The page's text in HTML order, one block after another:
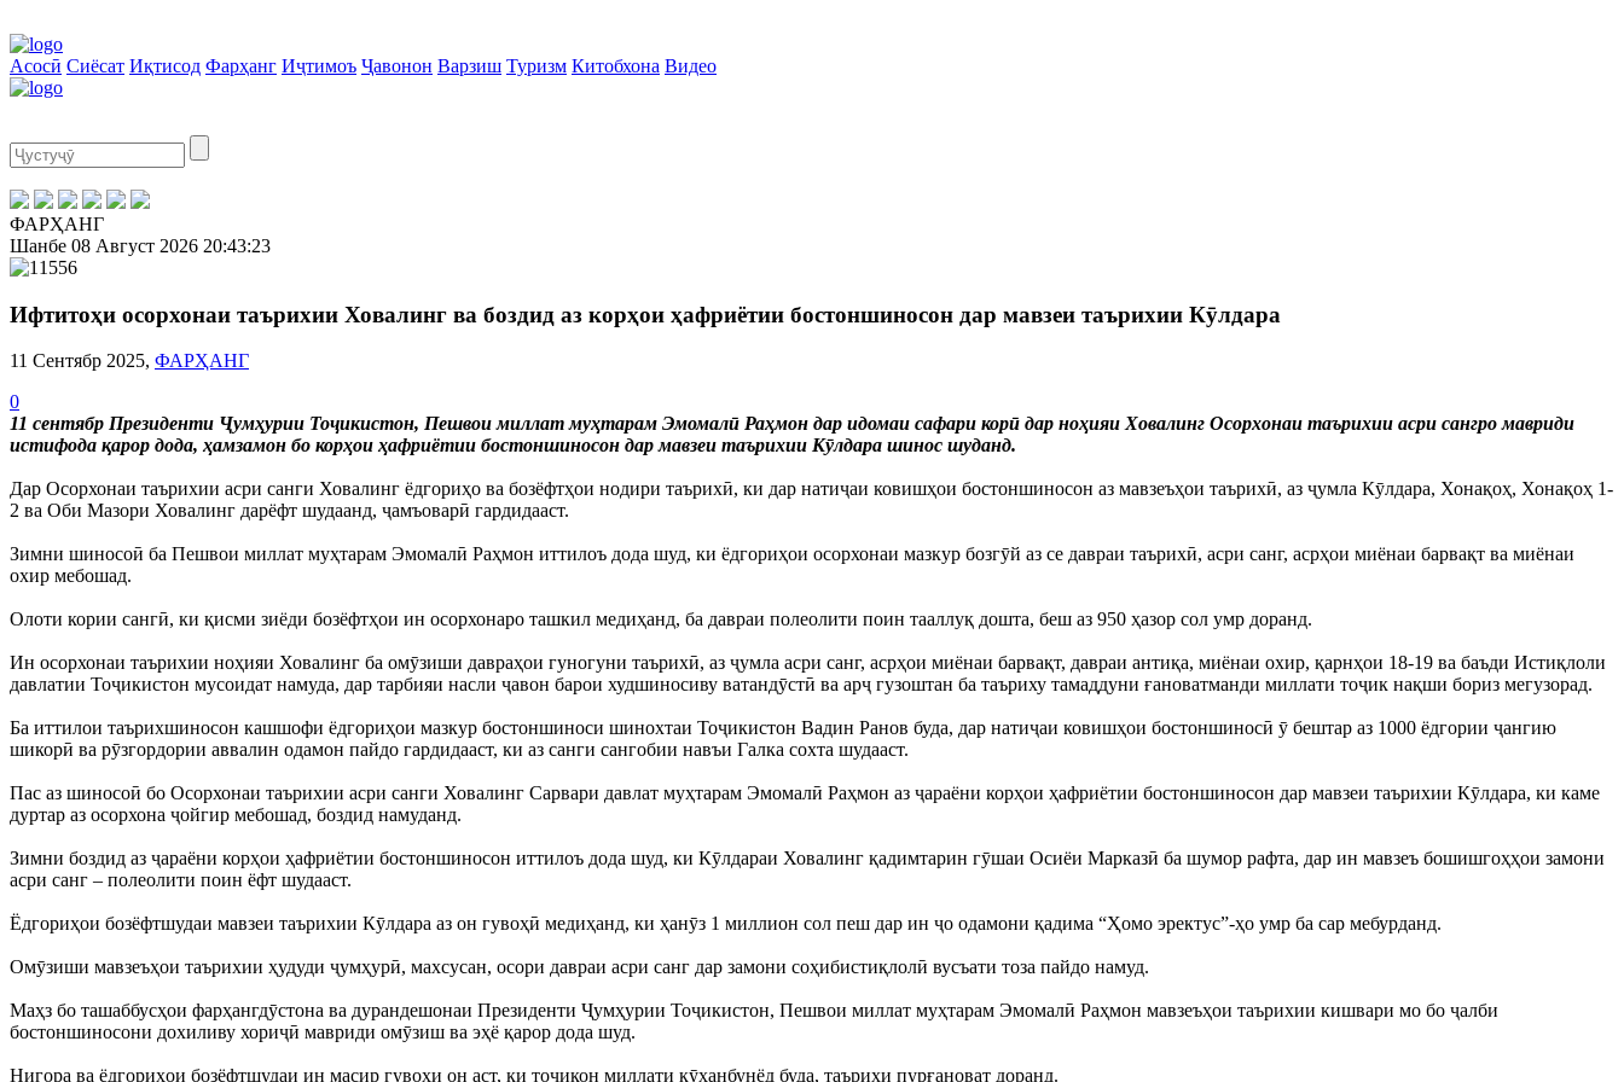
Асосӣ Сиёсат Иқтисод Фарҳанг Иҷтимоъ Ҷавонон Варзиш Туризм Китобхона Видео
ФАРҲАНГ
Шанбе 08 Август 2026 20:43:23
Ифтитоҳи осорхонаи таърихии Ховалинг ва боздид аз корҳои ҳафриётии бостоншиносон дар мавзеи таърихии Кӯлдара
11 Сентябр 2025, ФАРҲАНГ
0
11 сентябр Президенти Ҷумҳурии Тоҷикистон, Пешвои миллат муҳтарам Эмомалӣ Раҳмон дар идомаи сафари корӣ дар ноҳияи Ховалинг Осорхонаи таърихии асри сангро мавриди
истифода қарор дода, ҳамзамон бо корҳои ҳафриётии бостоншиносон дар мавзеи таърихии Кӯлдара шинос шуданд.
Дар Осорхонаи таърихии асри санги Ховалинг ёдгориҳо ва бозёфтҳои нодири таърихӣ, ки дар натиҷаи ковишҳои бостоншиносон аз мавзеъҳои таърихӣ, аз ҷумла Кӯлдара, Хонақоҳ, Хонақоҳ 1-
2 ва Оби Мазори Ховалинг дарёфт шудаанд, ҷамъоварӣ гардидааст.
Зимни шиносоӣ ба Пешвои миллат муҳтарам Эмомалӣ Раҳмон иттилоъ дода шуд, ки ёдгориҳои осорхонаи мазкур бозгӯй аз се давраи таърихӣ, асри санг, асрҳои миёнаи барвақт ва миёнаи
охир мебошад.
Олоти кории сангӣ, ки қисми зиёди бозёфтҳои ин осорхонаро ташкил медиҳанд, ба давраи полеолити поин тааллуқ дошта, беш аз 950 ҳазор сол умр доранд.
Ин осорхонаи таърихии ноҳияи Ховалинг ба омӯзиши давраҳои гуногуни таърихӣ, аз ҷумла асри санг, асрҳои миёнаи барвақт, давраи антиқа, миёнаи охир, қарнҳои 18-19 ва баъди Истиқлоли
давлатии Тоҷикистон мусоидат намуда, дар тарбияи насли ҷавон барои худшиносиву ватандӯстӣ ва арҷ гузоштан ба таъриху тамаддуни ғановатманди миллати тоҷик нақши бориз мегузорад.
Ба иттилои таърихшиносон кашшофи ёдгориҳои мазкур бостоншиноси шинохтаи Тоҷикистон Вадин Ранов буда, дар натиҷаи ковишҳои бостоншиносӣ ӯ бештар аз 1000 ёдгории ҷангию
шикорӣ ва рӯзгордории аввалин одамон пайдо гардидааст, ки аз санги сангобии навъи Галка сохта шудааст.
Пас аз шиносоӣ бо Осорхонаи таърихии асри санги Ховалинг Сарвари давлат муҳтарам Эмомалӣ Раҳмон аз ҷараёни корҳои ҳафриётии бостоншиносон дар мавзеи таърихии Кӯлдара, ки каме
дуртар аз осорхона ҷойгир мебошад, боздид намуданд.
Зимни боздид аз ҷараёни корҳои ҳафриётии бостоншиносон иттилоъ дода шуд, ки Кӯлдараи Ховалинг қадимтарин гӯшаи Осиёи Марказӣ ба шумор рафта, дар ин мавзеъ бошишгоҳҳои замони
асри санг – полеолити поин ёфт шудааст.
Ёдгориҳои бозёфтшудаи мавзеи таърихии Кӯлдара аз он гувоҳӣ медиҳанд, ки ҳанӯз 1 миллион сол пеш дар ин ҷо одамони қадима “Ҳомо эректус”-ҳо умр ба сар мебурданд.
Омӯзиши мавзеъҳои таърихии ҳудуди ҷумҳурӣ, махсусан, осори давраи асри санг дар замони соҳибистиқлолӣ вусъати тоза пайдо намуд.
Маҳз бо ташаббусҳои фарҳангдӯстона ва дурандешонаи Президенти Ҷумҳурии Тоҷикистон, Пешвои миллат муҳтарам Эмомалӣ Раҳмон мавзеъҳои таърихии кишвари мо бо ҷалби
бостоншиносони дохиливу хориҷӣ мавриди омӯзиш ва эҳё қарор дода шуд.
Нигора ва ёдгориҳои бозёфтшудаи ин масир гувоҳи он аст, ки тоҷикон миллати кӯҳанбунёд буда, таърихи пурғановат доранд.